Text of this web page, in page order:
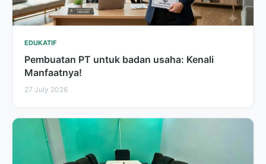
EDUKATIF
Pembuatan PT untuk badan usaha: Kenali
Manfaatnya!
27 July 2026